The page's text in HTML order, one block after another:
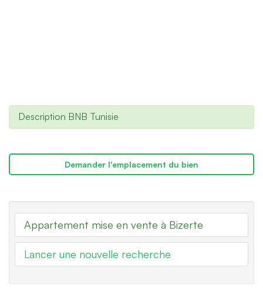
Description BNB Tunisie
Demander l'emplacement du bien
Appartement mise en vente à Bizerte
Lancer une nouvelle recherche